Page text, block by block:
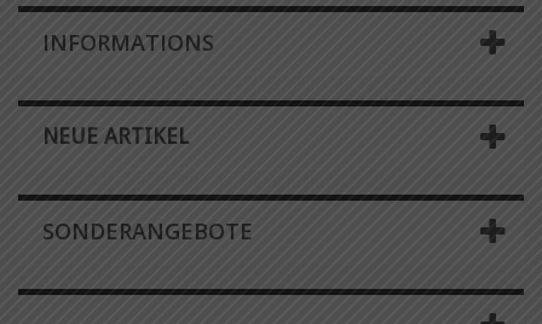
INFORMATIONS
NEUE ARTIKEL
SONDERANGEBOTE